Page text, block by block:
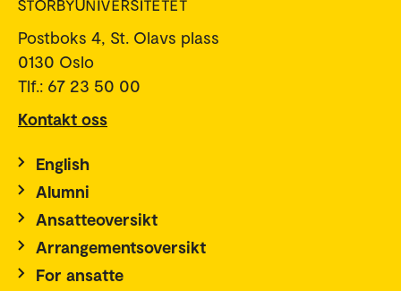
Postboks 4, St. Olavs plass
0130 Oslo
Tlf.: 67 23 50 00
Kontakt oss
English
Alumni
Ansatteoversikt
Arrangementsoversikt
For ansatte